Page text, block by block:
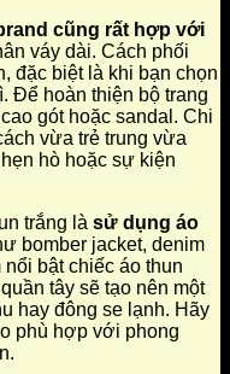
cũng rất hợp với
váy dài. Cách phối
đặc biệt là khi bạn chọn
Để hoàn thiện bộ trang
gót hoặc sandal. Chi
vừa trẻ trung vừa
hò hoặc sự kiện
trắng là sử dụng áo
bomber jacket, denim
bật chiếc áo thun
tây sẽ tạo nên một
hay đông se lạnh. Hãy
phù hợp với phong